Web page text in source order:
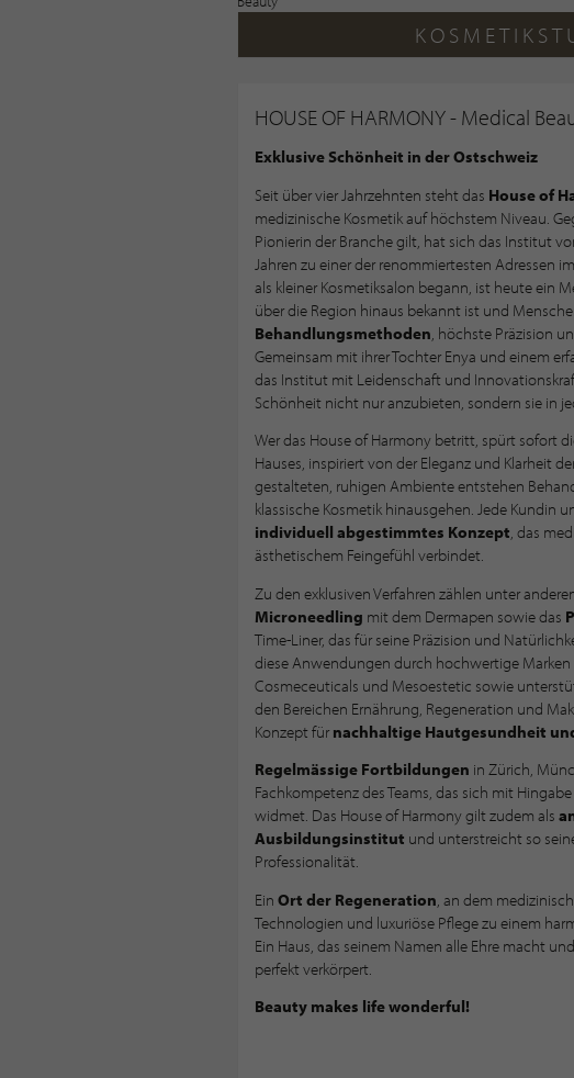
HOUSE OF HARMONY - Medical
Exklusive Schönheit in der Ostschweiz
Seit über vier Jahrzehnten steht das House of
medizinische Kosmetik auf höchstem Niveau.
Pionierin der Branche gilt, hat sich das Institut
Jahren zu einer der renommiertesten Adressen im
als kleiner Kosmetiksalon begann, ist heute ein
über die Region hinaus bekannt ist und
Behandlungsmethoden , höchste Präzision
Gemeinsam mit ihrer Tochter Enya und einem
das Institut mit Leidenschaft und
Schönheit nicht nur anzubieten, sondern sie in
Wer das House of Harmony betritt, spürt sofort
Hauses, inspiriert von der Eleganz und Klarheit
gestalteten, ruhigen Ambiente entstehen
klassische Kosmetik hinausgehen. Jede Kundin
individuell abgestimmtes Konzept, das
ästhetischem Feingefühl verbindet.
Zu den exklusiven Verfahren zählen unter
Microneedling mit dem Dermapen sowie das
Time-Liner, das für seine Präzision und
diese Anwendungen durch hochwertige Marken
Cosmeceuticals und Mesoestetic sowie
den Bereichen Ernährung, Regeneration und
Konzept für nachhaltige Hautgesundheit
Regelmässige Fortbildungen in Zürich,
Fachkompetenz des Teams, das sich mit
widmet. Das House of Harmony gilt zudem als
Ausbildungsinstitut und unterstreicht so
Professionalität.
Ein Ort der Regeneration , an dem
Technologien und luxuriöse Pflege zu einem
Ein Haus, das seinem Namen alle Ehre macht
perfekt verkörpert.
Beauty makes life wonderful!